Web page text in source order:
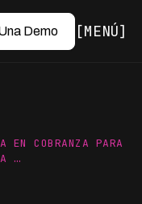
Demo MENÚ
EN COBRANZA PARA
…